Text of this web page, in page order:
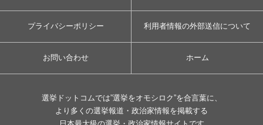
プライバシーポリシー 利用者情報の外部送信について
お問い合わせ ホーム
選挙ドットコムでは”選挙をオモシロク”を合言葉に、
より多くの選挙報道・政治家情報を掲載する